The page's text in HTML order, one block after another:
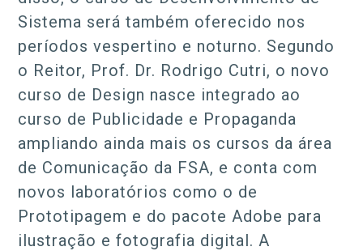
Sistema será também oferecido nos
períodos vespertino e noturno. Segundo
o Reitor, Prof. Dr. Rodrigo Cutri, o novo
curso de Design nasce integrado ao
curso de Publicidade e Propaganda
ampliando ainda mais os cursos da área
de Comunicação da FSA, e conta com
novos laboratórios como o de
Prototipagem e do pacote Adobe para
ilustração e fotografia digital. A